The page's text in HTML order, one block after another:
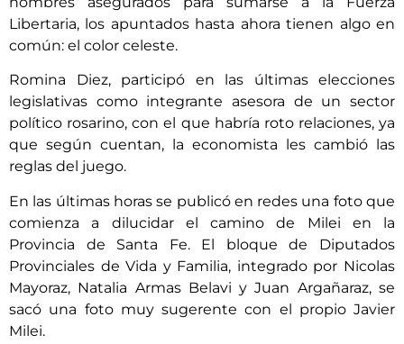
Libertaria, los apuntados hasta ahora tienen algo en
común: el color celeste.
Romina Diez, participó en las últimas elecciones
legislativas como integrante asesora de un sector
político rosarino, con el que habría roto relaciones, ya
que según cuentan, la economista les cambió las
reglas del juego.
En las últimas horas se publicó en redes una foto que
comienza a dilucidar el camino de Milei en la
Provincia de Santa Fe. El bloque de Diputados
Provinciales de Vida y Familia, integrado por Nicolas
Mayoraz, Natalia Armas Belavi y Juan Argañaraz, se
sacó una foto muy sugerente con el propio Javier
Milei.